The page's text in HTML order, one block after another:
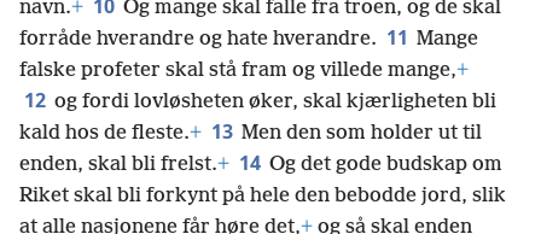
navn.+ 10 Og mange skal falle fra troen, og de skal
forråde hverandre og hate hverandre. 11 Mange
falske profeter skal stå fram og villede mange,+
12 og fordi lovløsheten øker, skal kjærligheten bli
kald hos de fleste.+ 13 Men den som holder ut til
enden, skal bli frelst.+ 14 Og det gode budskap om
Riket skal bli forkynt på hele den bebodde jord, slik
at alle nasjonene får høre det,+ og så skal enden